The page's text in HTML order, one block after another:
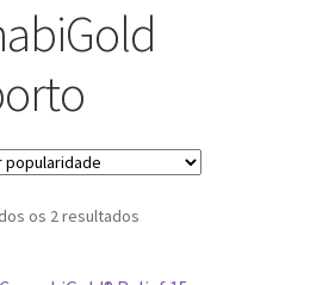
CBD
os 2 resultadosOrdenado